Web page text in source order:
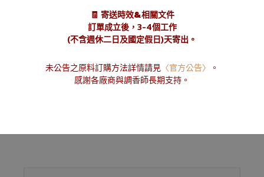
🧾 寄送時效&相關文件
訂單成立後，3-4個工作
(不含週休二日及國定假日)天寄出。
未公告之原料訂購方法詳情請見 〈官方公告〉
。
感謝各廠商與調香師長期支持。